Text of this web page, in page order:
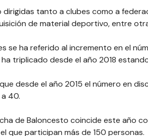
tanto a clubes como a
de material deportivo, entre
se ha referido al incremento en el
triplicado desde el año 2018
desde el año 2015 el número en
40.
de Baloncesto coincide este año
que participan más de 150 personas.